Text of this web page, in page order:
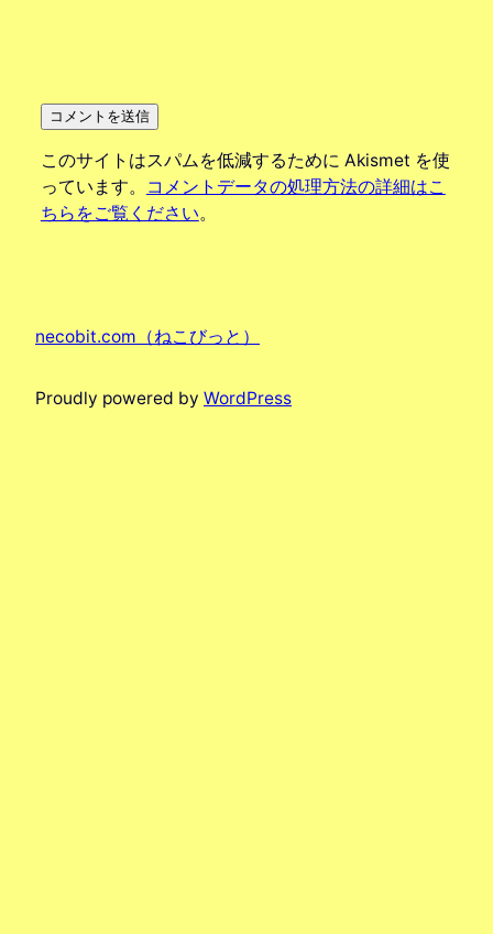
このサイトはスパムを低減するために Akismet を使
っています。
コメントデータの処理方法の詳細はこ
ちらをご覧ください。
necobit.com（ねこびっと）
Proudly powered by WordPress